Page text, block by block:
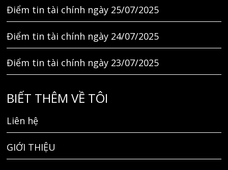
Điểm tin tài chính ngày 25/07/2025
Điểm tin tài chính ngày 24/07/2025
Điểm tin tài chính ngày 23/07/2025
BIẾT THÊM VỀ TÔI
Liên hệ
GIỚI THIỆU